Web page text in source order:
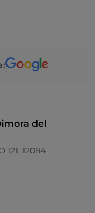
del
121, 12084